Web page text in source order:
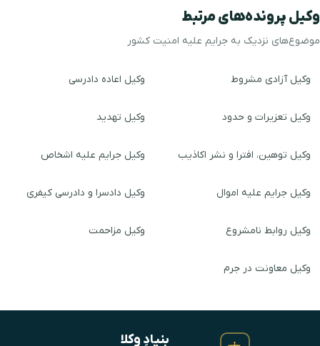
وکیل پرونده‌های مرتبط
موضوع‌های نزدیک به جرایم علیه امنیت کشور
وکیل آزادی مشروط وکیل اعاده دادرسی
وکیل تعزیرات و حدود وکیل تهدید
وکیل توهین، افترا و نشر اکاذیب وکیل جرایم علیه اشخاص
وکیل جرایم علیه اموال وکیل دادسرا و دادرسی کیفری
وکیل روابط نامشروع وکیل مزاحمت
وکیل معاونت در جرم
بنیادِ وکلا